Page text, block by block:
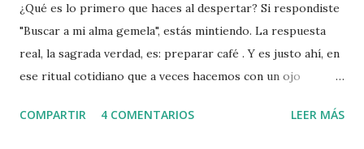
¿Qué es lo primero que haces al despertar? Si respondiste
"Buscar a mi alma gemela", estás mintiendo. La respuesta
real, la sagrada verdad, es: preparar café . Y es justo ahí, en
ese ritual cotidiano que a veces hacemos con un ojo
energía . La Alquimia en tu Encimera La alquimia, ese arte
COMPARTIR 4 COMENTARIOS LEER MÁS